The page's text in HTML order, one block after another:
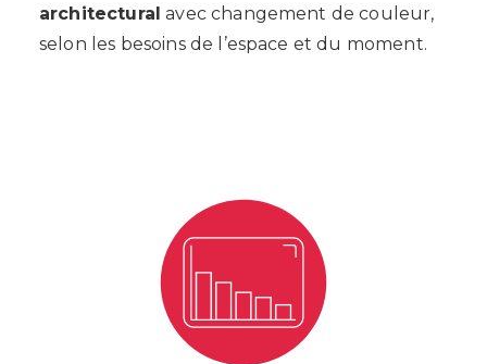
architectural avec changement de couleur,
selon les besoins de l’espace et du moment.